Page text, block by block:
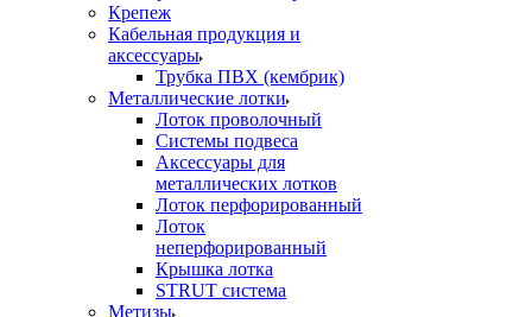
Крепеж
Кабельная продукция и
аксессуары
Трубка ПВХ (кембрик)
Металлические лотки
Лоток проволочный
Системы подвеса
Аксессуары для
металлических лотков
Лоток перфорированный
Лоток
неперфорированный
Крышка лотка
STRUT система
Метизы